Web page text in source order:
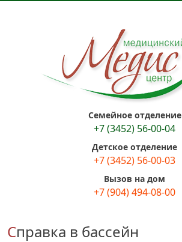
Семейное отделение
+7 (3452) 56-00-04
Детское отделение
+7 (3452) 56-00-03
Вызов на дом
+7 (904) 494-08-00
Справка в бассейн